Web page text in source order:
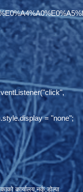
= "none";
कार्यालय,नर्कु,डोल्पा